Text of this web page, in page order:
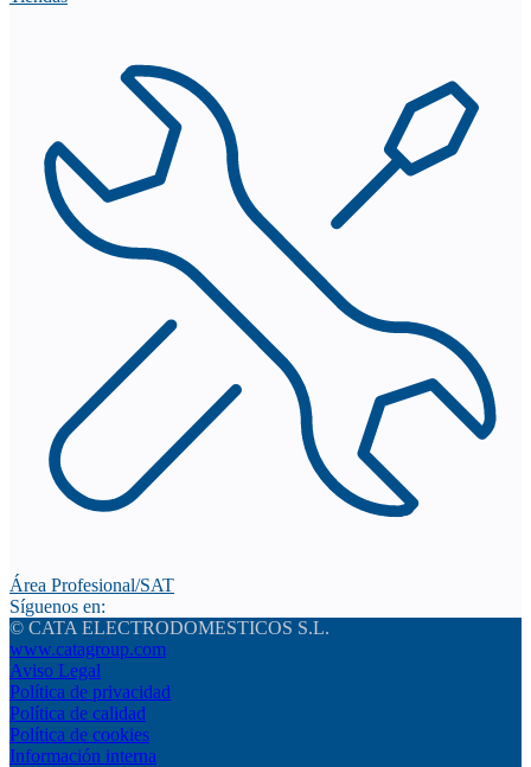
Área Profesional/SAT
Síguenos en:
© CATA ELECTRODOMESTICOS S.L.
www.catagroup.com
Aviso Legal
Política de privacidad
Política de calidad
Política de cookies
Información interna